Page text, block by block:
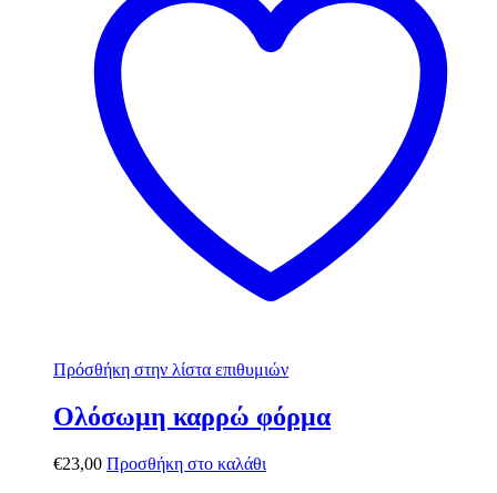
Πρόσθήκη στην λίστα επιθυμιών
Ολόσωμη καρρώ φόρμα
€23,00 Προσθήκη στο καλάθι